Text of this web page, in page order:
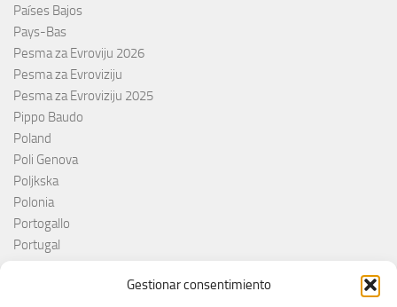
Gestionar consentimiento
Países Bajos
Pays-Bas
Pesma za Evroviju 2026
Pesma za Evroviziju
Pesma za Evroviziju 2025
Pippo Baudo
Poland
Poli Genova
Poljkska
Polonia
Portogallo
Portugal